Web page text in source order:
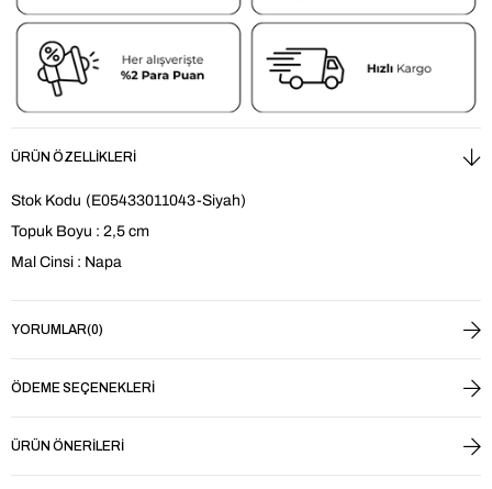
ÜRÜN ÖZELLIKLERI
Stok Kodu (E05433011043-Siyah)
Topuk Boyu : 2,5 cm
Mal Cinsi : Napa
YORUMLAR(0)
ÖDEME SEÇENEKLERI
ÜRÜN ÖNERILERI